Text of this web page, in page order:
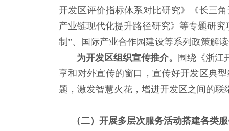
开发区评价指标体系对比研究》《长三
产业链现代化提升路径研究》等专题研
制”、国际产业合作园建设等系列政策解
为开发区组织宣传推介。
围绕《浙江
享和对外宣传的窗口，宣传好开发区典
题，激发智慧火花，增进开发区之间的联
（二）开展多层次服务活动搭建各类